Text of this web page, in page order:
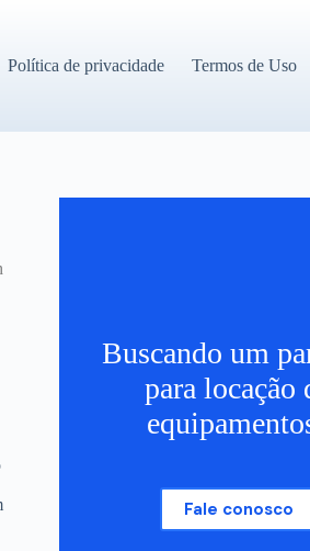
Política de privacidade Termos de Uso
Buscando um
para locação
Fale conosco